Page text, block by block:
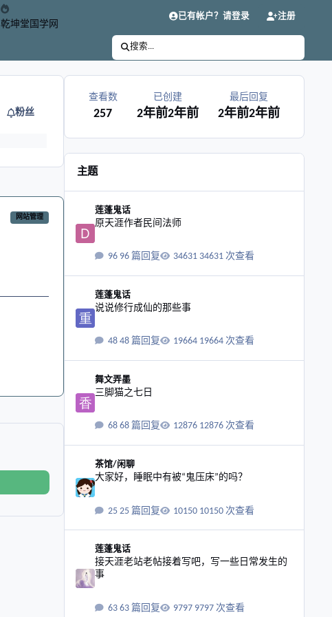
乾坤堂国学网
已有帐户？请登录 注册
搜索...
粉丝
网站管理
查看数
257
已创建
2年前2年前
最后回复
2年前2年前
主题
原天涯作者民间法师
莲蓬鬼话
原天涯作者民间法师
96 篇回复 34631 次查看
莲蓬鬼话
说说修行成仙的那些事
48 篇回复 19664 次查看
舞文弄墨
三脚猫之七日
68 篇回复 12876 次查看
茶馆/闲聊
大家好，睡眠中有被“鬼压床”的吗？
25 篇回复 10150 次查看
莲蓬鬼话
接天涯老站老帖接着写吧，写一些日常发生的
事
63 篇回复 9797 次查看